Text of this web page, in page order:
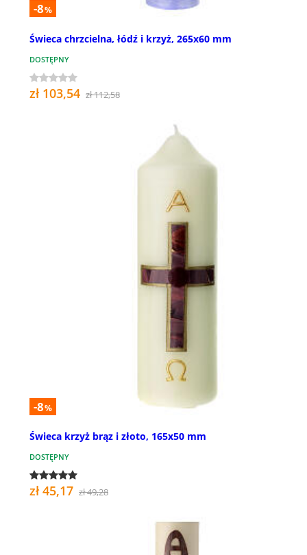
-8%
Świeca chrzcielna, łódź i krzyż, 265x60 mm
DOSTĘPNY
zł 103,54 zł 112,58
-8%
Świeca krzyż brąz i złoto, 165x50 mm
DOSTĘPNY
zł 45,17 zł 49,28